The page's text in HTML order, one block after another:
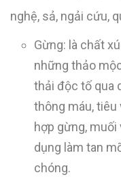
nghệ, sả, ngải cứu,
Gừng: là chất
những thảo
thải độc tố qua
thông máu,
hợp gừng,
dụng làm tan
chóng.